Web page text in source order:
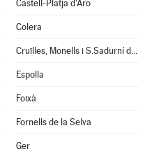
Castell-Platja d'Aro
Colera
Cruïlles, Monells i S.Sadurní de l'Heura
Espolla
Foixà
Fornells de la Selva
Ger